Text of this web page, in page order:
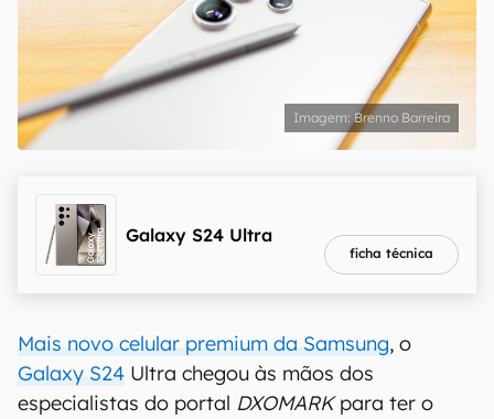
Brenno Barreira
Galaxy S24 Ultra
ficha técnica
Mais novo celular premium da Samsung, o
Galaxy S24 Ultra chegou às mãos dos
especialistas do portal DXOMARKpara ter o